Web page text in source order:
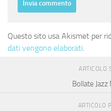
Questo sito usa Akismet per
dati vengono elaborati.
ARTICOLO
Bollate
ARTICOLO